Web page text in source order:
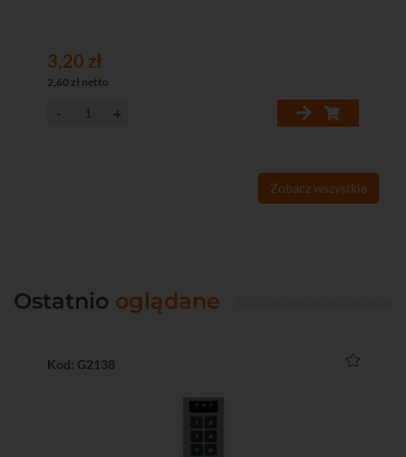
3,20 zł
2,60 zł netto
Zobacz wszystkie
Ostatnio oglądane
Kod: G2138